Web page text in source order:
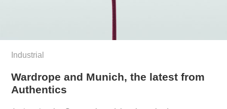
Industrial
Wardrope and Munich, the latest from
Authentics